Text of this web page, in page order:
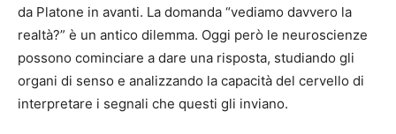
da Platone in avanti. La domanda “vediamo davvero la
realtà?” è un antico dilemma. Oggi però le neuroscienze
possono cominciare a dare una risposta, studiando gli
organi di senso e analizzando la capacità del cervello di
interpretare i segnali che questi gli inviano.